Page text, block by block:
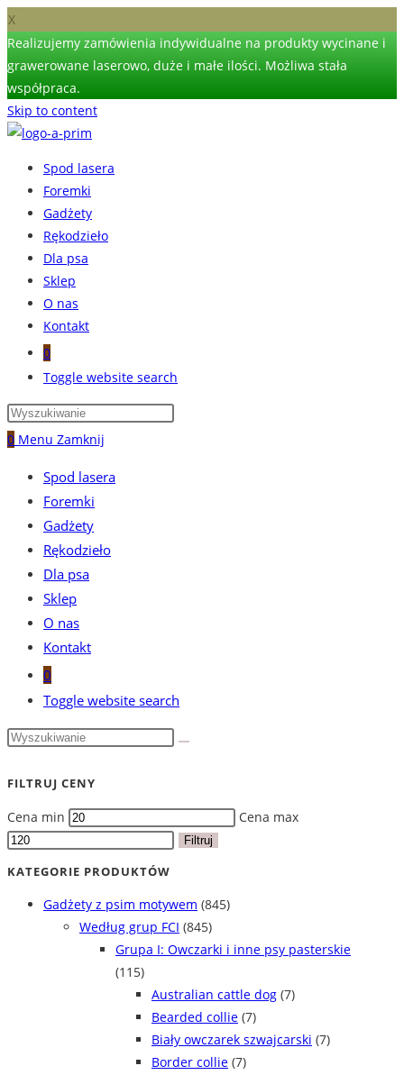
X
Realizujemy zamówienia indywidualne na produkty wycinane i
grawerowane laserowo, duże i małe ilości. Możliwa stała
współpraca.
Skip to content
Spod lasera
Foremki
Gadżety
Rękodzieło
Dla psa
Sklep
O nas
Kontakt
0
Toggle website search
0 Menu Zamknij
Spod lasera
Foremki
Gadżety
Rękodzieło
Dla psa
Sklep
O nas
Kontakt
0
Toggle website search
FILTRUJ CENY
Cena min Cena max
Filtruj
KATEGORIE PRODUKTÓW
Gadżety z psim motywem (845)
Według grup FCI (845)
Grupa I: Owczarki i inne psy pasterskie
(115)
Australian cattle dog (7)
Bearded collie (7)
Biały owczarek szwajcarski (7)
Border collie (7)